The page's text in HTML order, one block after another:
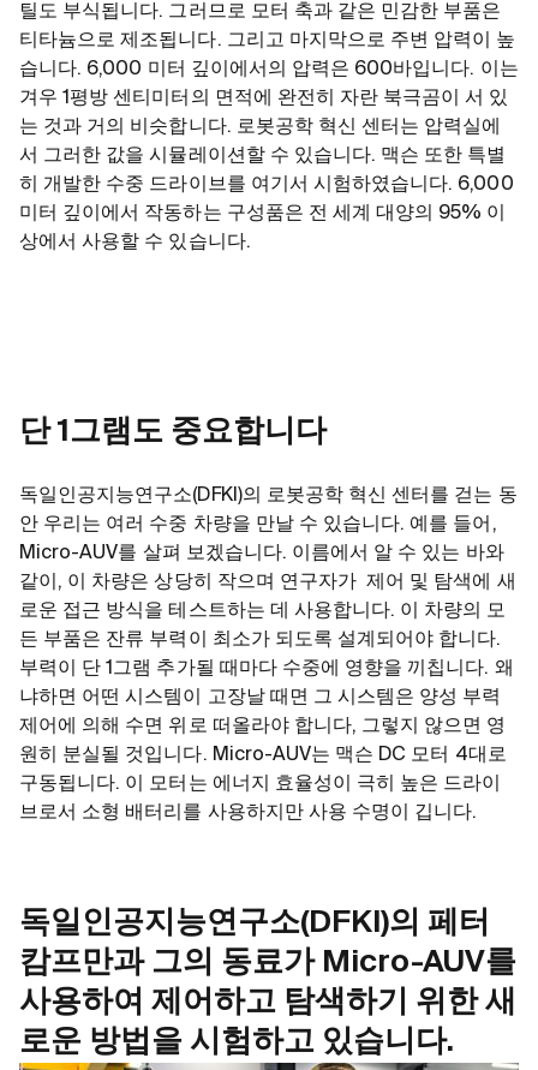
틸도 부식됩니다. 그러므로 모터 축과 같은 민감한 부품은
티타늄으로 제조됩니다. 그리고 마지막으로 주변 압력이 높
습니다. 6,000 미터 깊이에서의 압력은 600바입니다. 이는
겨우 1평방 센티미터의 면적에 완전히 자란 북극곰이 서 있
는 것과 거의 비슷합니다. 로봇공학 혁신 센터는 압력실에
서 그러한 값을 시뮬레이션할 수 있습니다. 맥슨 또한 특별
히 개발한 수중 드라이브를 여기서 시험하였습니다. 6,000
미터 깊이에서 작동하는 구성품은 전 세계 대양의 95% 이
상에서 사용할 수 있습니다.
단 1그램도 중요합니다
독일인공지능연구소(DFKI)의 로봇공학 혁신 센터를 걷는 동
안 우리는 여러 수중 차량을 만날 수 있습니다. 예를 들어,
Micro-AUV를 살펴 보겠습니다. 이름에서 알 수 있는 바와
같이, 이 차량은 상당히 작으며 연구자가 제어 및 탐색에 새
로운 접근 방식을 테스트하는 데 사용합니다. 이 차량의 모
든 부품은 잔류 부력이 최소가 되도록 설계되어야 합니다.
부력이 단 1그램 추가될 때마다 수중에 영향을 끼칩니다. 왜
냐하면 어떤 시스템이 고장날 때면 그 시스템은 양성 부력
제어에 의해 수면 위로 떠올라야 합니다, 그렇지 않으면 영
원히 분실될 것입니다. Micro-AUV는 맥슨 DC 모터 4대로
구동됩니다. 이 모터는 에너지 효율성이 극히 높은 드라이
브로서 소형 배터리를 사용하지만 사용 수명이 깁니다.
독일인공지능연구소(DFKI)의 페터
캄프만과 그의 동료가 Micro-AUV를
사용하여 제어하고 탐색하기 위한 새
로운 방법을 시험하고 있습니다.